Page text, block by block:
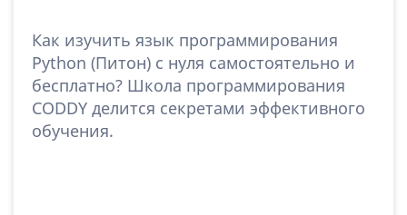
Как изучить язык программирования
Python (Питон) с нуля самостоятельно и
бесплатно? Школа программирования
CODDY делится секретами эффективного
обучения.